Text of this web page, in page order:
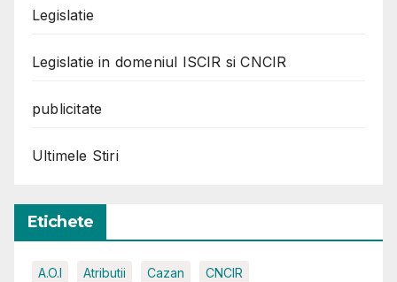
Legislatie
Legislatie in domeniul ISCIR si CNCIR
publicitate
Ultimele Stiri
Etichete
A.O.I Atributii Cazan CNCIR